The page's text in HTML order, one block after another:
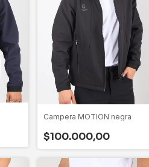
Campera MOTION negra
$100.000,00